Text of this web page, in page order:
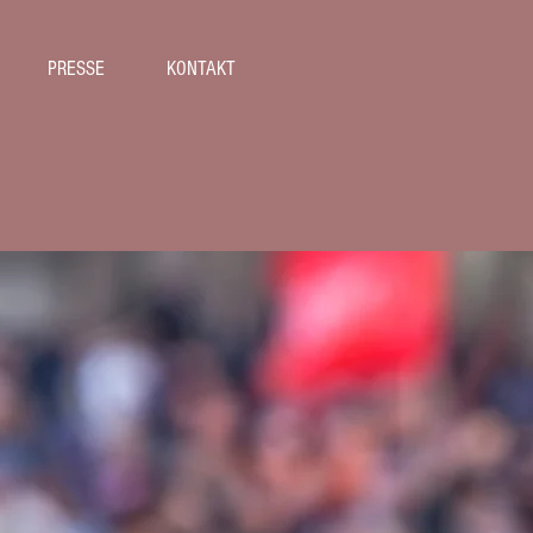
PRESSE KONTAKT